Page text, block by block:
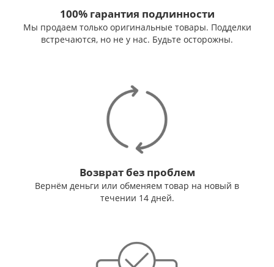
100% гарантия подлинности
Мы продаем только оригинальные товары. Подделки
встречаются, но не у нас. Будьте осторожны.
Возврат без проблем
Вернём деньги или обменяем товар на новый в
течении 14 дней.